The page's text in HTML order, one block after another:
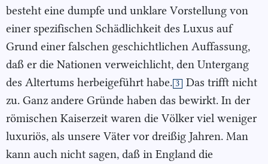
besteht eine dumpfe und unklare Vorstellung von
einer spezifischen Schädlichkeit des Luxus auf
Grund einer falschen geschichtlichen Auffassung,
daß er die Nationen verweichlicht, den Untergang
des Altertums herbeigeführt habe. 3
Das trifft nicht
zu. Ganz andere Gründe haben das bewirkt. In der
römischen Kaiserzeit waren die Völker viel weniger
luxuriös, als unsere Väter vor dreißig Jahren. Man
kann auch nicht sagen, daß in England die